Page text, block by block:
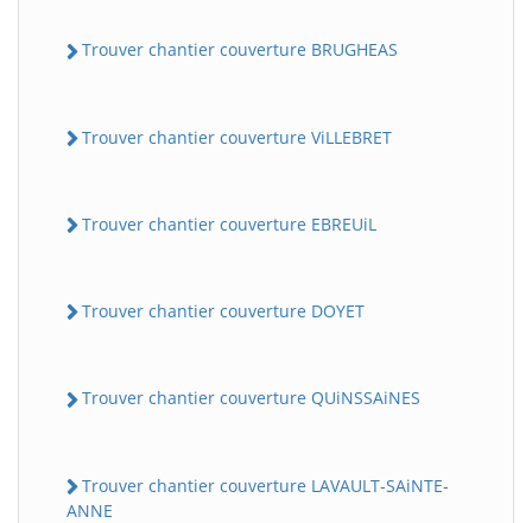
Trouver chantier couverture BRUGHEAS
Trouver chantier couverture ViLLEBRET
Trouver chantier couverture EBREUiL
Trouver chantier couverture DOYET
Trouver chantier couverture QUiNSSAiNES
Trouver chantier couverture LAVAULT-SAiNTE-
ANNE